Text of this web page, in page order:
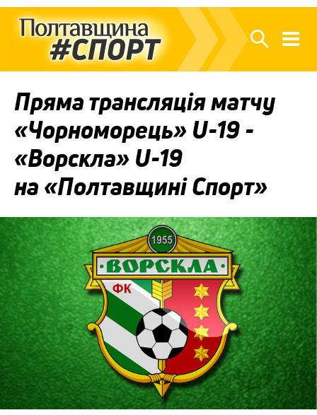
Пряма трансляція матчу
«Чорноморець» U-19 -
«Ворскла» U-19
на «Полтавщині Спорт»